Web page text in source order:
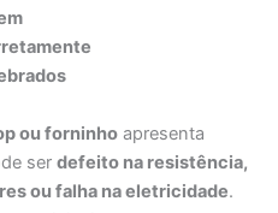
ou forninho apresenta
serdefeito na resistência,
ou falha na eletricidade.